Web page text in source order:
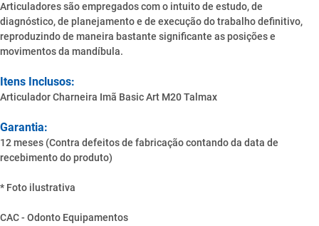
Articuladores são empregados com o intuito de estudo, de
diagnóstico, de planejamento e de execução do trabalho definitivo,
reproduzindo de maneira bastante significante as posições e
movimentos da mandíbula.
Itens Inclusos:
Articulador Charneira Imã Basic Art M20 Talmax
Garantia:
12 meses (Contra defeitos de fabricação contando da data de
recebimento do produto)
* Foto ilustrativa
CAC - Odonto Equipamentos